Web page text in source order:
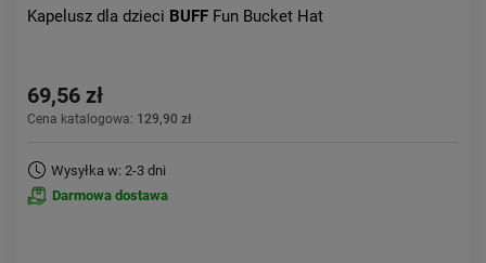
Kapelusz dla dzieci BUFF Fun Bucket Hat
69,56 zł
Cena katalogowa: 129,90 zł
Wysyłka w: 2-3 dni
Darmowa dostawa